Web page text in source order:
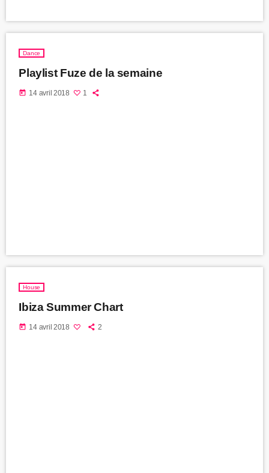
Dance
Playlist Fuze de la semaine
today 14 avril 2018 1
House
Ibiza Summer Chart
today 14 avril 2018 2